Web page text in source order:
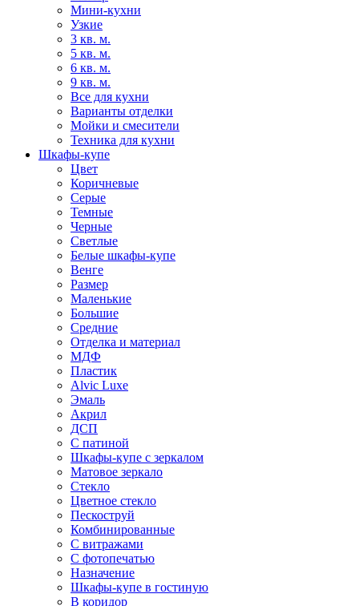
Мини-кухни
Узкие
3 кв. м.
5 кв. м.
6 кв. м.
9 кв. м.
Все для кухни
Варианты отделки
Мойки и смесители
Техника для кухни
Шкафы-купе
Цвет
Коричневые
Серые
Темные
Черные
Светлые
Белые шкафы-купе
Венге
Размер
Маленькие
Большие
Средние
Отделка и материал
МДФ
Пластик
Alvic Luxe
Эмаль
Акрил
ДСП
С патиной
Шкафы-купе с зеркалом
Матовое зеркало
Стекло
Цветное стекло
Пескоструй
Комбинированные
С витражами
С фотопечатью
Назначение
Шкафы-купе в гостиную
В коридор